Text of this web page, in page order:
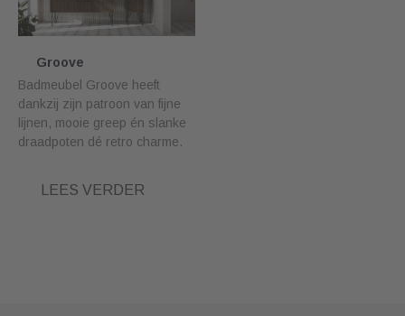
Groove
Badmeubel Groove heeft
dankzij zijn patroon van fijne
lijnen, mooie greep én slanke
draadpoten dé retro charme.
LEES VERDER